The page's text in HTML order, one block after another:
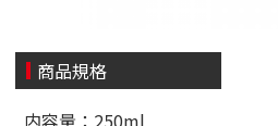
商品規格
内容量：250ml